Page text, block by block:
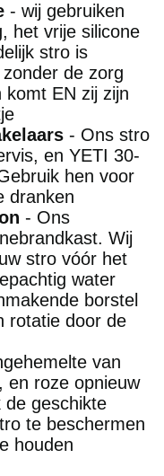
- wij gebruiken
het vrije silicone
stro is
de zorg
EN zij zijn
- Ons stro
en YETI 30-
hen voor
dranken
- Ons
Wij
stro vóór het
water
borstel
rotatie door de
van
en roze opnieuw
geschikte
te beschermen
houden